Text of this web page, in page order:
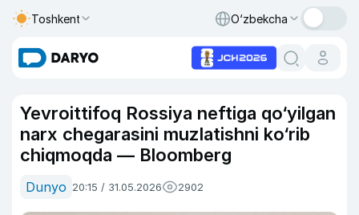
Toshkent O‘zbekcha
Yevroittifoq Rossiya neftiga qo‘yilgan
narx chegarasini muzlatishni ko‘rib
chiqmoqda — Bloomberg
Dunyo 20:15 / 31.05.2026 2902